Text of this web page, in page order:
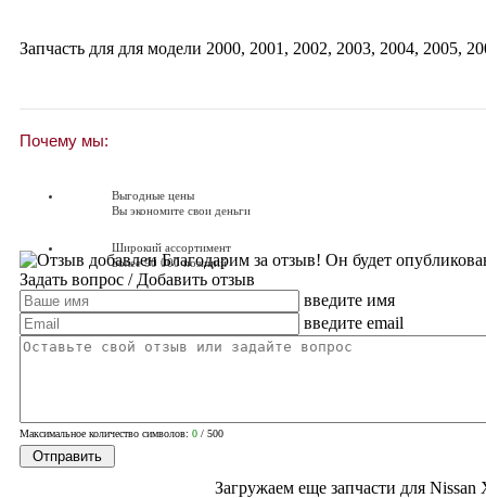
Запчасть для для модели 2000, 2001 , 2002, 2003, 2004, 2005,
Почему мы:
Выгодные цены
Вы экономите свои деньги
Широкий ассортимент
Более 90 000 позиций
Доставка по России от 250 руб.
Вопросы? Звоните!
Благодарим за отзыв! Он будет
Задать вопрос / Добавить отзыв
введите имя
введите email
Максимальное количество символов: 0 / 500
Загружаем еще запчасти для Nissan